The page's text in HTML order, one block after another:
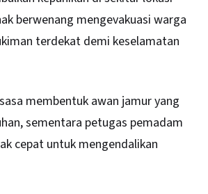
berwenang mengevakuasi warga
terdekat demi keselamatan
membentuk awan jamur yang
sementara petugas pemadam
cepat untuk mengendalikan